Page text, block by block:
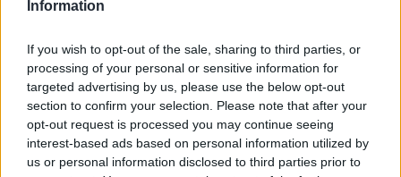
Information
If you wish to opt-out of the sale, sharing to third parties, or
processing of your personal or sensitive information for
targeted advertising by us, please use the below opt-out
section to confirm your selection. Please note that after your
opt-out request is processed you may continue seeing
interest-based ads based on personal information utilized by
us or personal information disclosed to third parties prior to